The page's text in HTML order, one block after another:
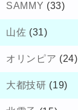
SAMMY (33)
山佐 (31)
オリンピア (24)
大都技研 (19)